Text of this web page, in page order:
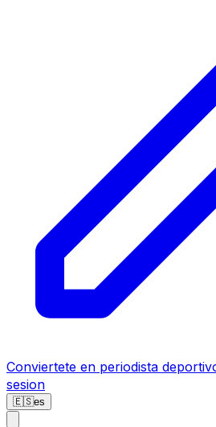
Conviertete en periodista
sesion
🇪🇸es